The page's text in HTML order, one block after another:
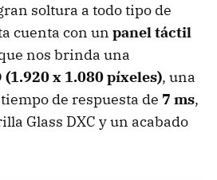
soltura a todo tipo de
cuenta con un panel táctil
nos brinda una
(1.920 x 1.080 píxeles), una
de respuesta de 7 ms,
Glass DXC y un acabado